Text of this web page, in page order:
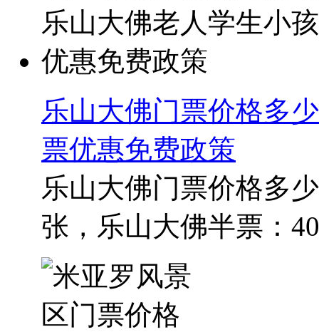
乐山大佛门票价格多
票优惠免费政策
乐山大佛门票价格多
张，乐山大佛半票：